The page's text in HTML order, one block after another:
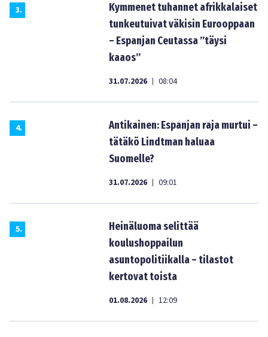
3.
Kymmenet tuhannet afrikkalaiset
tunkeutuivat väkisin Eurooppaan
– Espanjan Ceutassa ”täysi
kaaos”
31.07.2026 | 08:04
4.
Antikainen: Espanjan raja murtui –
tätäkö Lindtman haluaa
Suomelle?
31.07.2026 | 09:01
5.
Heinäluoma selittää
koulushoppailun
asuntopolitiikalla – tilastot
kertovat toista
01.08.2026 | 12:09